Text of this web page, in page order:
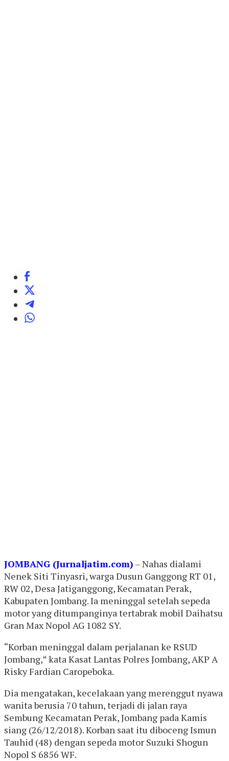
JOMBANG (Jurnaljatim.com) – Nahas dialami
Nenek Siti Tinyasri, warga Dusun Ganggong RT 01,
RW 02, Desa Jatiganggong, Kecamatan Perak,
Kabupaten Jombang. Ia meninggal setelah sepeda
motor yang ditumpanginya tertabrak mobil Daihatsu
Gran Max Nopol AG 1082 SY.
“Korban meninggal dalam perjalanan ke RSUD
Jombang,” kata Kasat Lantas Polres Jombang, AKP A
Risky Fardian Caropeboka.
Dia mengatakan, kecelakaan yang merenggut nyawa
wanita berusia 70 tahun, terjadi di jalan raya
Sembung Kecamatan Perak, Jombang pada Kamis
siang (26/12/2018). Korban saat itu diboceng Ismun
Tauhid (48) dengan sepeda motor Suzuki Shogun
Nopol S 6856 WF.